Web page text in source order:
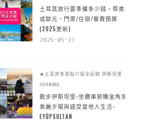
土耳其旅行要準備多少錢，帶美金
或歐元，門票/住宿/餐費預算
(2025更新)
2025-05-21
★土耳其各景點介紹全紀錄 伊斯坦堡
ISTANBUL
散步伊斯坦堡-坐纜車俯瞰金角灣
美麗夕陽與感受當地人生活-
EYÜPSULTAN